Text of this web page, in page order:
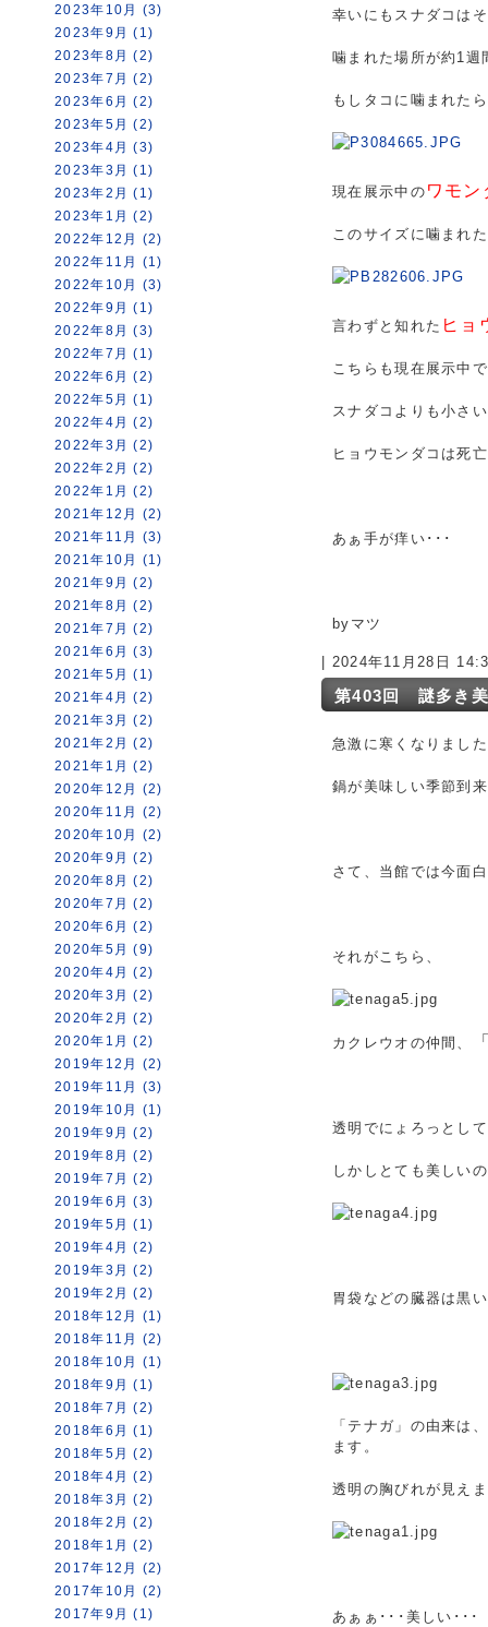
2023年10月 (3)
2023年9月 (1)
2023年8月 (2)
2023年7月 (2)
2023年6月 (2)
2023年5月 (2)
2023年4月 (3)
2023年3月 (1)
2023年2月 (1)
2023年1月 (2)
2022年12月 (2)
2022年11月 (1)
2022年10月 (3)
2022年9月 (1)
2022年8月 (3)
2022年7月 (1)
2022年6月 (2)
2022年5月 (1)
2022年4月 (2)
2022年3月 (2)
2022年2月 (2)
2022年1月 (2)
2021年12月 (2)
2021年11月 (3)
2021年10月 (1)
2021年9月 (2)
2021年8月 (2)
2021年7月 (2)
2021年6月 (3)
2021年5月 (1)
2021年4月 (2)
2021年3月 (2)
2021年2月 (2)
2021年1月 (2)
2020年12月 (2)
2020年11月 (2)
2020年10月 (2)
2020年9月 (2)
2020年8月 (2)
2020年7月 (2)
2020年6月 (2)
2020年5月 (9)
2020年4月 (2)
2020年3月 (2)
2020年2月 (2)
2020年1月 (2)
2019年12月 (2)
2019年11月 (3)
2019年10月 (1)
2019年9月 (2)
2019年8月 (2)
2019年7月 (2)
2019年6月 (3)
2019年5月 (1)
2019年4月 (2)
2019年3月 (2)
2019年2月 (2)
2018年12月 (1)
2018年11月 (2)
2018年10月 (1)
2018年9月 (1)
2018年7月 (2)
2018年6月 (1)
2018年5月 (2)
2018年4月 (2)
2018年3月 (2)
2018年2月 (2)
2018年1月 (2)
2017年12月 (2)
2017年10月 (2)
2017年9月 (1)
幸いにもスナダコは
噛まれた場所が約1週
もしタコに噛まれた
現在展示中の ワモン
このサイズに噛まれ
言わずと知れた ヒョ
こちらも現在展示中
スナダコよりも小さ
ヒョウモンダコは死
あぁ手が痒い･･･
byマツ
| 2024年11月28日
第403回 謎多き
急激に寒くなりまし
鍋が美味しい季節到
さて、当館では今面
それがこちら、
カクレウオの仲間、
透明でにょろっとし
しかしとても美しい
胃袋などの臓器は黒
「テナガ」の由来は
ます。
透明の胸びれが見え
あぁぁ･･･美しい･･･